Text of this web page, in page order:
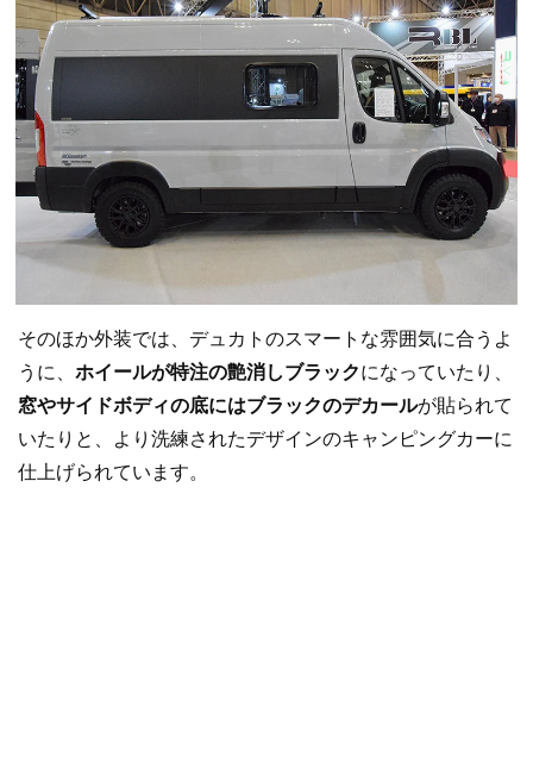
そのほか外装では、デュカトのスマートな雰囲気に合うよ
うに、 ホイールが特注の艶消しブラックになっていたり、
窓やサイドボディの底にはブラックのデカールが貼られて
いたりと、より洗練されたデザインのキャンピングカーに
仕上げられています。